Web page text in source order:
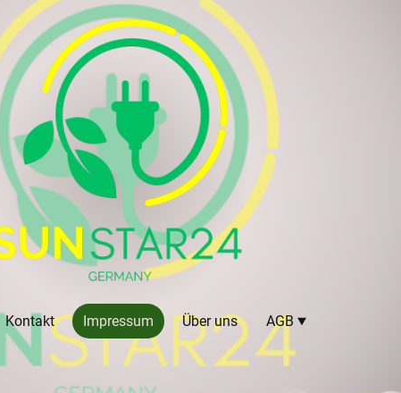
Kontakt Impressum Über uns AGB